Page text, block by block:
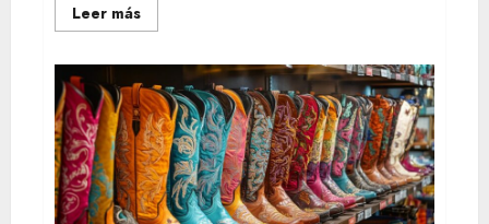
Leer másLeer
más
Descubre
tiendas
online
esenciales
para
una
moda
sostenible
y
chic